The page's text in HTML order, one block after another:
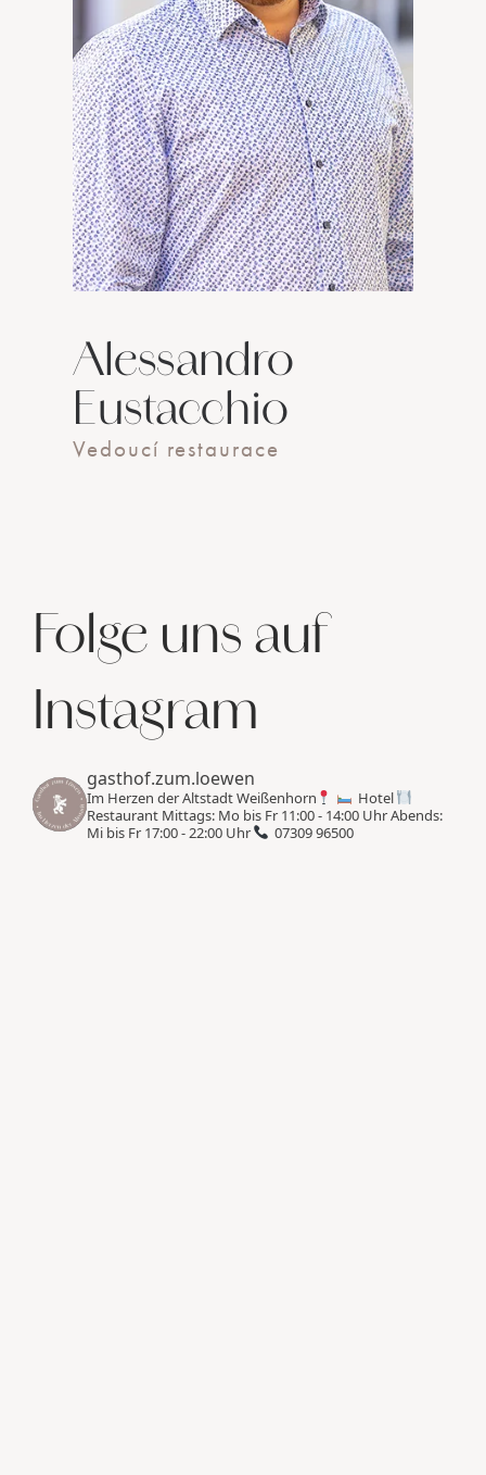
Alessandro
Eustacchio
Vedoucí restaurace
Folge uns auf
Instagram
gasthof.zum.loewen
Im Herzen der Altstadt Weißenhorn
Hotel
Restaurant Mittags: Mo bis Fr 11:00 - 14:00 UhrAbends:
Mi bis Fr 17:00 - 22:00 Uhr
07309 96500